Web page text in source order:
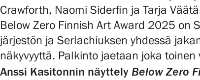
Crawforth, Naomi Siderfin ja Tarja
Below Zero Finnish Art Award 2025 on
järjestön ja Serlachiuksen yhdessä
näkyvyyttä. Palkinto jaetaan joka toinen
Anssi Kasitonnin näyttely Below Zero